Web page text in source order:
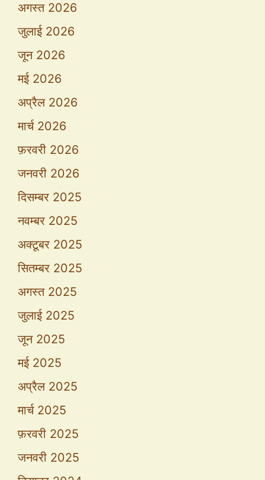
अगस्त 2026
जुलाई 2026
जून 2026
मई 2026
अप्रैल 2026
मार्च 2026
फ़रवरी 2026
जनवरी 2026
दिसम्बर 2025
नवम्बर 2025
अक्टूबर 2025
सितम्बर 2025
अगस्त 2025
जुलाई 2025
जून 2025
मई 2025
अप्रैल 2025
मार्च 2025
फ़रवरी 2025
जनवरी 2025